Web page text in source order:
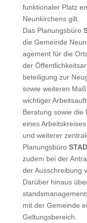
funk­tionaler Platz
Neunkirchens gilt.
Das Pla­nungs­büro
die Gemeinde
age­ment für die
der
beteili­gung zur
sowie weit­eren
wichtiger
Beratung sowie die
eines
und weit­er­er
Pla­nungs­büro
zudem bei der
der Auss­chrei­bung
Darüber hin­aus
mit der Gemeinde
Geltungsbereich.